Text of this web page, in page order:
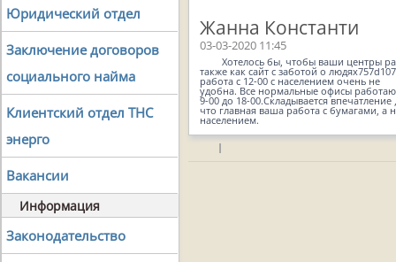
Юридический отдел
Заключение договоров
социального найма
Клиентский отдел ТНС
энерго
Вакансии
Информация
Законодательство
Жанна Константи
03-03-2020 11:45
Хотелось бы, чтобы ваши центры
также как сайт с заботой о
работа с 12-00 с населением очень не
удобна. Все нормальные офисы
9-00 до 18-00.Складывается впечатление ,
что главная ваша работа с бумагами, а
населением.
|